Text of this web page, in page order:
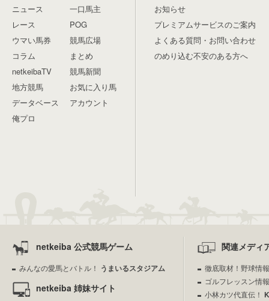
ニュース
レース
ウマい馬券
コラム
netkeibaTV
地方競馬
データベース
俺プロ
一口馬主
POG
競馬広場
まとめ
競馬新聞
お気に入り馬
アカウント
お知らせ
プレミアムサービスのご案内
よくある質問・お問い合わせ
のめり込む不安のある方へ
netkeiba 公式競馬ゲーム
みんなの愛馬とバトル！ うまいるスタジアム
netkeiba 姉妹サイト
関連メディ
徹底取材！野球情
ゴルフレッスン情
小林カツ代直伝！